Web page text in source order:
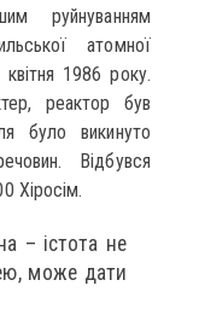
руйнуванням
атомної
1986 року.
реактор був
було викинуто
Відбувся
Хіросім.
– істота не
може дати